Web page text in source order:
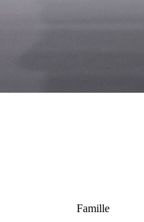
Famille